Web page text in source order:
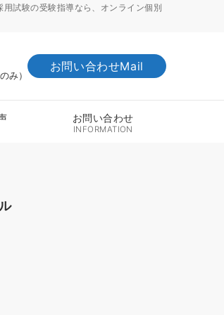
試験の受験指導なら、オンライン個別
み）
お問い合わせMail
お問い合わせ
INFORMATION